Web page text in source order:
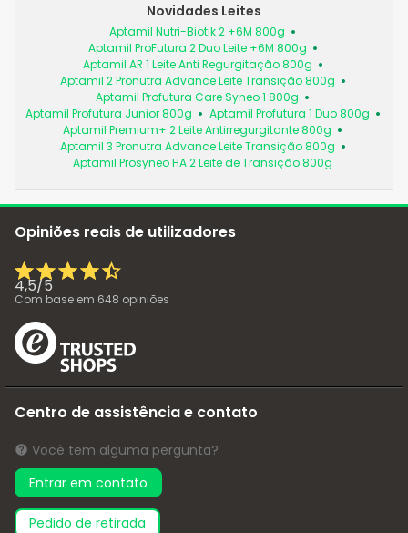
Novidades Leites
Aptamil Nutri-Biotik 2 +6M 800g
Aptamil ProFutura 2 Duo Leite +6M 800g
Aptamil AR 1 Leite Anti Regurgitação 800g
Aptamil 2 Pronutra Advance Leite Transição 800g
Aptamil Profutura Care Syneo 1 800g
Aptamil Profutura Junior 800g
Aptamil Profutura 1 Duo 800g
Aptamil Premium+ 2 Leite Antirregurgitante 800g
Aptamil 3 Pronutra Advance Leite Transição 800g
Aptamil Prosyneo HA 2 Leite de Transição 800g
Opiniões reais de utilizadores
4,5/5
Com base em 648 opiniões
Centro de assistência e contato
Você tem alguma pergunta?
Entrar em contato
pedido de retirada